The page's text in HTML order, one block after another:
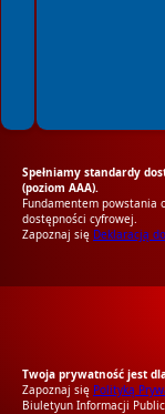
Spełniamy standardy
(poziom AAA).
Fundamentem powstania
dostępności cyfrowej.
Zapoznaj się Deklaracją
Twoja prywatność jest
Zapoznaj się Polityką
Biuletyun Informacji